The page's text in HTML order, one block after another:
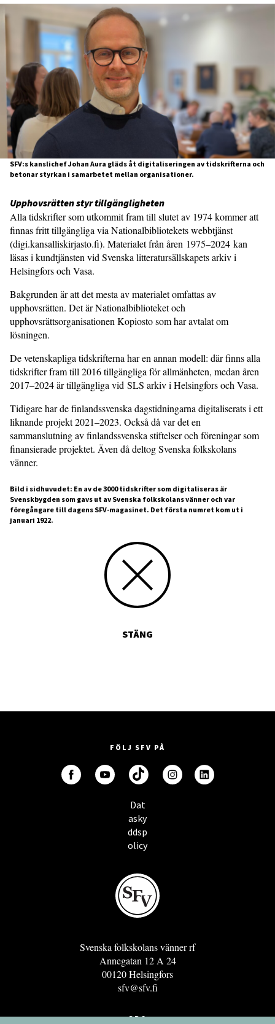
SFV:s kanslichef Johan Aura gläds åt digitaliseringen av tidskrifterna och
betonar styrkan i samarbetet mellan organisationer.
Upphovsrätten styr tillgängligheten
Alla tidskrifter som utkommit fram till slutet av 1974 kommer att
finnas fritt tillgängliga via Nationalbibliotekets webbtjänst
(digi.kansalliskirjasto.fi). Materialet från åren 1975–2024 kan
läsas i kundtjänsten vid Svenska litteratursällskapets arkiv i
Helsingfors och Vasa.
Bakgrunden är att det mesta av materialet omfattas av
upphovsrätten. Det är Nationalbiblioteket och
upphovsrättsorganisationen Kopiosto som har avtalat om
lösningen.
De vetenskapliga tidskrifterna har en annan modell: där finns alla
tidskrifter fram till 2016 tillgängliga för allmänheten, medan åren
2017–2024 är tillgängliga vid SLS arkiv i Helsingfors och Vasa.
Tidigare har de finlandssvenska dagstidningarna digitaliserats i ett
liknande projekt 2021–2023. Också då var det en
sammanslutning av finlandssvenska stiftelser och föreningar som
finansierade projektet. Även då deltog Svenska folkskolans
vänner.
Bild i sidhuvudet: En av de 3000 tidskrifter som digitaliseras är
Svenskbygden som gavs ut av Svenska folkskolans vänner och var
föregångare till dagens SFV-magasinet. Det första numret kom ut i
januari 1922.
STÄNG
FÖLJ SFV PÅ
Dat
asky
ddsp
olicy
Svenska folkskolans vänner rf
Annegatan 12 A 24
00120 Helsingfors
sfv@sfv.fi
GRO